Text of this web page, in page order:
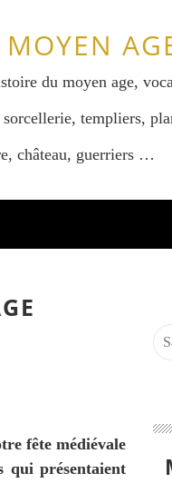
du moyen age,
templiers,
château, guerriers …
fête médiévale
qui présentaient